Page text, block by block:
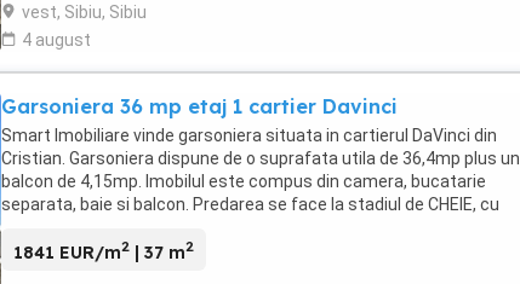
vest, Sibiu, Sibiu
4 august
Garsoniera 36 mp etaj 1 cartier Davinci
Smart Imobiliare vinde garsoniera situata in cartierul DaVinci din
Cristian. Garsoniera dispune de o suprafata utila de 36,4mp plus un
balcon de 4,15mp. Imobilul este compus din camera, bucatarie
separata, baie si balcon. Predarea se face la stadiul de CHEIE, cu
1841 EUR/m2 | 37 m2